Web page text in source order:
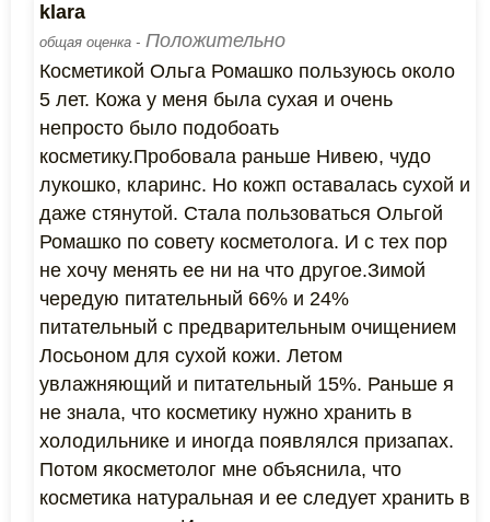
klara
общая оценка - Положительно
Косметикой Ольга Ромашко пользуюсь около
5 лет. Кожа у меня была сухая и очень
непросто было подобоать
косметику.Пробовала раньше Нивею, чудо
лукошко, кларинс. Но кожп оставалась сухой и
даже стянутой. Стала пользоваться Ольгой
Ромашко по совету косметолога. И с тех пор
не хочу менять ее ни на что другое.Зимой
чередую питательный 66% и 24%
питательный с предварительным очищением
Лосьоном для сухой кожи. Летом
увлажняющий и питательный 15%. Раньше я
не знала, что косметику нужно хранить в
холодильнике и иногда появлялся призапах.
Потом якосметолог мне объяснила, что
косметика натуральная и ее следует хранить в